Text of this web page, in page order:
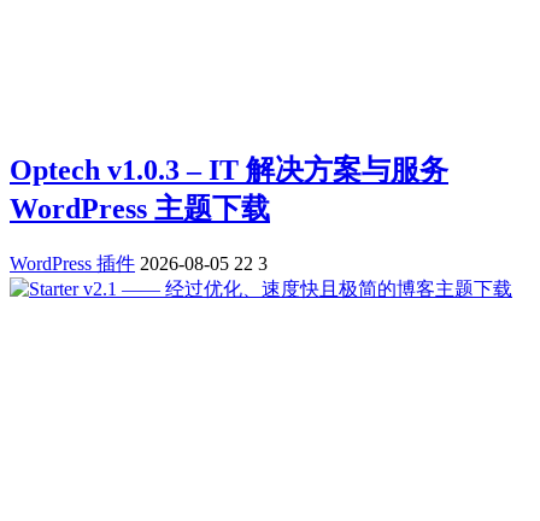
Optech v1.0.3 – IT 解决方案与服务
WordPress 主题下载
WordPress 插件 2026-08-05 22 3